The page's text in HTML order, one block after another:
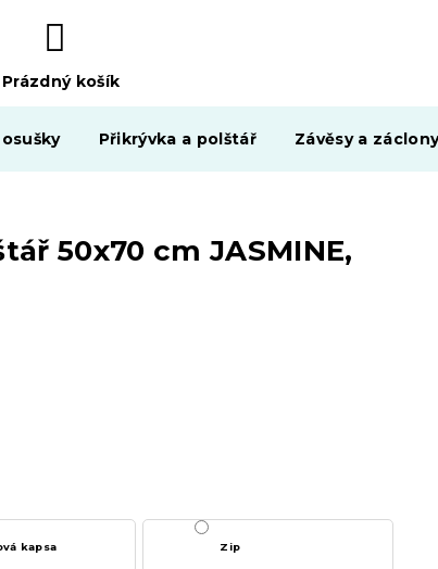
NÁKUPNÍ
KOŠÍK
Prázdný košík
Přikrývka a polštář Závěsy a
50x70 cm JASMINE,
kapsa Zip